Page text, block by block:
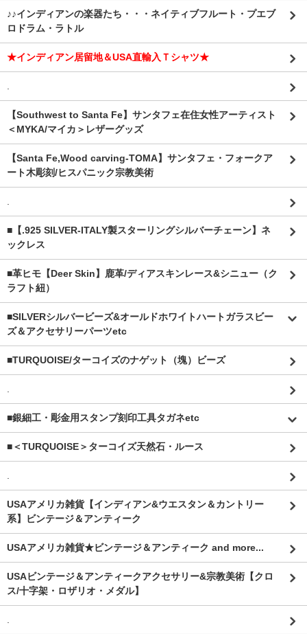
♪♪インディアンの楽器たち・・・ネイティブフルート・プエブ
ロドラム・ラトル
★インディアン居留地＆USA直輸入Ｔシャツ★
【Southwest to Santa Fe】サンタフェ在住女性アーティスト
＜MYKA/マイカ＞レザーグッズ
【Santa Fe,Wood carving-TOMA】サンタフェ・フォークア
ート木彫刻/ヒスパニック宗教美術
■【.925 SILVER-ITALY製スターリングシルバーチェーン】ネ
ックレス
■革ヒモ【Deer Skin】鹿革/ディアスキンレース&シニュー（ク
ラフト紐）
■SILVERシルバービーズ&オールドホワイトハートガラスビー
ズ＆アクセサリーパーツetc
■TURQUOISE/ターコイズのナゲット（塊）ビーズ
■銀細工・彫金用スタンプ刻印工具タガネetc
■＜TURQUOISE＞ターコイズ天然石・ルース
USAアメリカ雑貨【インディアン&ウエスタン＆カントリー
系】ビンテージ＆アンティーク
USAアメリカ雑貨★ビンテージ＆アンティーク and more...
USAビンテージ＆アンティークアクセサリー&宗教美術【クロ
ス/十字架・ロザリオ・メダル】